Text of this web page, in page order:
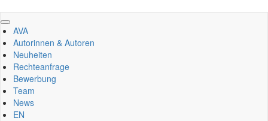
Direkt
zum
Inhalt
AVA
Autorinnen & Autoren
Neuheiten
Rechteanfrage
Bewerbung
Team
News
EN